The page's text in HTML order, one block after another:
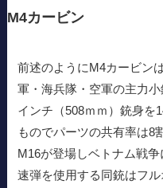
M4カービン
前述のようにM4カービン
軍・海兵隊・空軍の主力
インチ（508ｍｍ）銃身を
ものでパーツの共有率は8
M16が登場しベトナム戦
速弾を使用する同銃はフ